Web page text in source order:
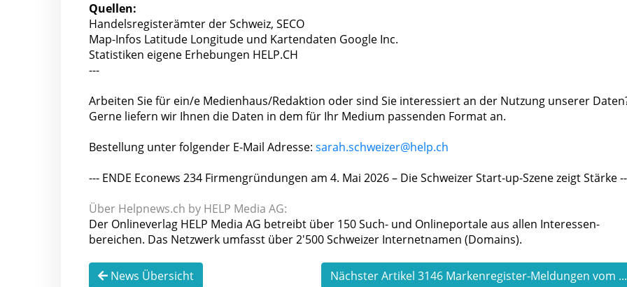
Quellen:
Handelsregisterämter der Schweiz, SECO
Map-Infos Latitude Longitude und Kartendaten Google Inc.
Statistiken eigene Erhebungen HELP.CH
---
Arbeiten Sie für ein/e Medienhaus/Redaktion oder sind Sie interessiert an der Nutzung unserer
Gerne liefern wir Ihnen die Daten in dem für Ihr Medium passenden Format an.
Bestellung unter folgender E-Mail Adresse: sarah.schweizer@help.ch
--- ENDE Econews 234 Firmengründungen am 4. Mai 2026 – Die Schweizer Start-up-Szene zeigt Stärke
Über Helpnews.ch by HELP Media AG:
Der Onlineverlag HELP Media AG betreibt über 150 Such- und Onlineportale aus allen Interessen-
bereichen. Das Netzwerk umfasst über 2'500 Schweizer Internetnamen (Domains).
News Übersicht Nächster Artikel 3146 Markenregister-Meldungen vom